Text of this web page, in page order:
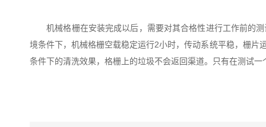
机械格栅在安装完成以后，需要对其合格性进行工作前的测
境条件下，机械格栅空载稳定运行2小时，传动系统平稳，栅
条件下的清洗效果，格栅上的垃圾不会返回渠道。只有在测试